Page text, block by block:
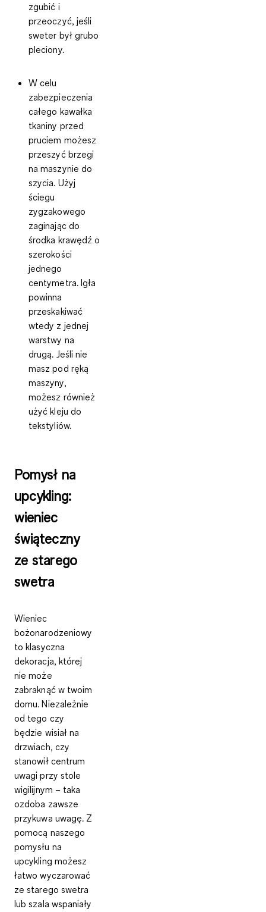
zgubić i
przeoczyć, jeśli
sweter był grubo
pleciony.
W celu
zabezpieczenia
całego kawałka
tkaniny przed
pruciem możesz
przeszyć brzegi
na maszynie do
szycia. Użyj
ściegu
zygzakowego
zaginając do
środka krawędź o
szerokości
jednego
centymetra. Igła
powinna
przeskakiwać
wtedy z jednej
warstwy na
drugą. Jeśli nie
masz pod ręką
maszyny,
możesz również
użyć kleju do
tekstyliów.
Pomysł na
upcykling:
wieniec
świąteczny
ze starego
swetra
Wieniec
bożonarodzeniowy
to klasyczna
dekoracja, której
nie może
zabraknąć w twoim
domu. Niezależnie
od tego czy
będzie wisiał na
drzwiach, czy
stanowił centrum
uwagi przy stole
wigilijnym – taka
ozdoba zawsze
przykuwa uwagę. Z
pomocą naszego
pomysłu na
upcykling możesz
łatwo wyczarować
ze starego swetra
lub szala wspaniały